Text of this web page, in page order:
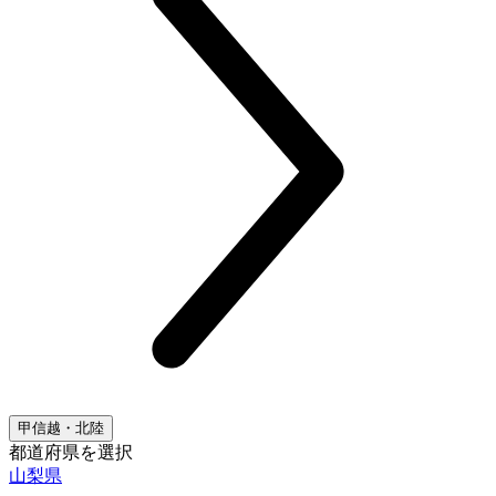
甲信越・北陸
都道府県を選択
山梨県